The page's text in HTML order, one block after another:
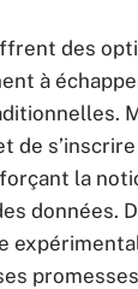
des
à
de
la
données.